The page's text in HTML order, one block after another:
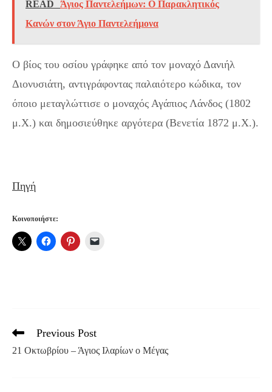
READ
Άγιος Παντελεήμων: Ο Παρακλητικός
Κανών στον Άγιο Παντελεήμονα
Ο βίος του οσίου γράφηκε από τον μοναχό Δανιήλ
Διονυσιάτη, αντιγράφοντας παλαιότερο κώδικα, τον
όποιο μεταγλώττισε ο μοναχός Αγάπιος Λάνδος (1802
μ.Χ.) και δημοσιεύθηκε αργότερα (Βενετία 1872 μ.Χ.).
Πηγή
Κοινοποιήστε:
Read
articles
Previous Post
21 Οκτωβρίου – Άγιος Ιλαρίων ο Μέγας